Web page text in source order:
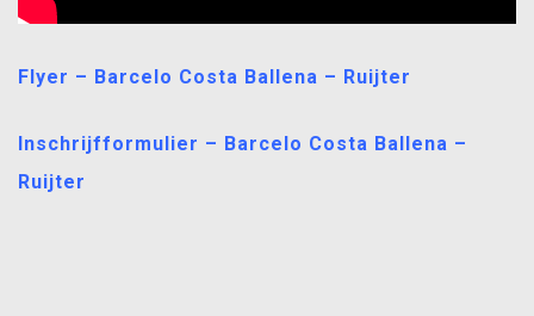
Flyer – Barcelo Costa Ballena – Ruijter
Inschrijfformulier – Barcelo Costa Ballena –
Ruijter